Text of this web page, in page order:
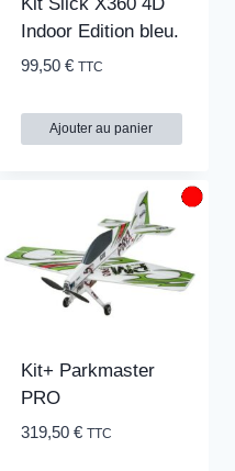
Indoor Edition bleu.
99,50 € TTC
Ajouter au panier
Kit+ Parkmaster
PRO
319,50 € TTC